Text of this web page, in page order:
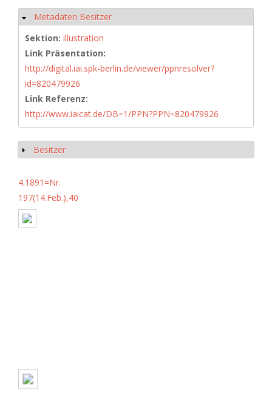
Hide
Metadaten Besitzer
Sektion: illustration
Link Präsentation:
http://digital.iai.spk-berlin.de/viewer/ppnresolver?
id=820479926
Link Referenz:
http://www.iaicat.de/DB=1/PPN?PPN=820479926
Show
Besitzer
4.1891=Nr.
197(14.Feb.),40